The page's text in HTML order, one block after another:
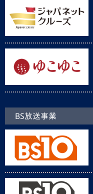
BS放送事業